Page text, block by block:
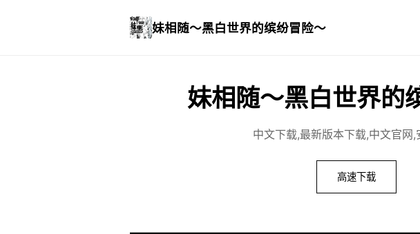
妹相随～黑白世界的缤纷冒险～
妹相随～黑白世界的
中文下载,最新版本下载,中文官网,
高速下载